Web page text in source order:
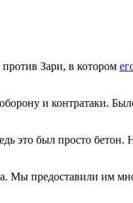
Зари, в котором
и контратаки.
это был просто
Мы предоставили им